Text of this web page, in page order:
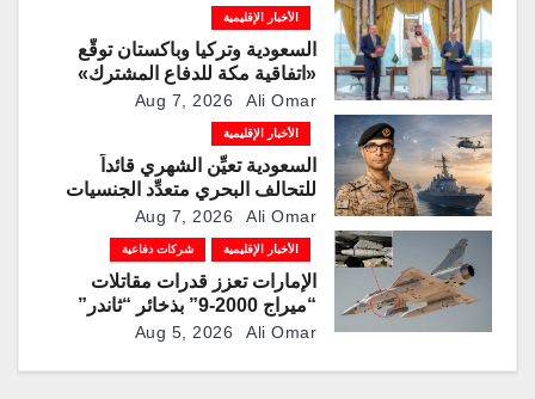
الأخبار الإقليمية
السعودية وتركيا وباكستان توقّع
«اتفاقية مكة للدفاع المشترك»
Aug 7, 2026 Ali Omar
الأخبار الإقليمية
السعودية تعيِّن الشهري قائداً
للتحالف البحري متعدِّد الجنسيات
Aug 7, 2026 Ali Omar
الأخبار الإقليمية شركات دفاعية
الإمارات تعزز قدرات مقاتلات
“ميراج 2000-9” بذخائر “ثاندر”
الذكية المطورة محليًا
Aug 5, 2026 Ali Omar